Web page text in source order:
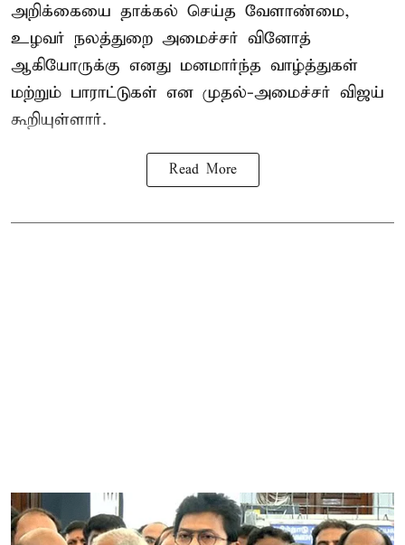
அறிக்கையை தாக்கல் செய்த வேளாண்மை,
உழவர் நலத்துறை அமைச்சர் வினோத்
ஆகியோருக்கு எனது மனமார்ந்த வாழ்த்துகள்
மற்றும் பாராட்டுகள் என முதல்-அமைச்சர் விஜய்
கூறியுள்ளார்.
Read More